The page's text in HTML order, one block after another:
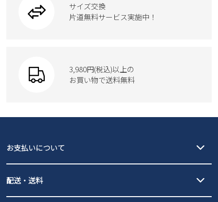
サイズ交換
片道無料サービス実施中！
3,980円(税込)以上の
お買い物で送料無料
お支払いについて
PayPay（オンライン決済）、代金引換のご利用が可能です。
配送・送料